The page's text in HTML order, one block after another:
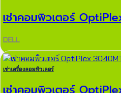
เช่าคอมพิวเตอร์
DELL
เช่าเครื่องคอมพิวเตอร์